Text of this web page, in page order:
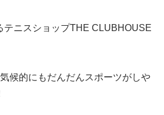
テニスショップTHE CLUBHOUSE
候的にもだんだんスポーツがしや